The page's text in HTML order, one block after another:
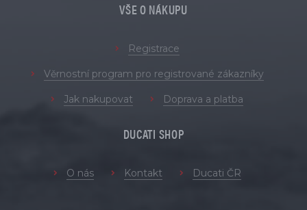
VŠE O NÁKUPU
Registrace
Věrnostní program pro registrované zákazníky
Jak nakupovat Doprava a platba
DUCATI SHOP
O nás Kontakt Ducati ČR